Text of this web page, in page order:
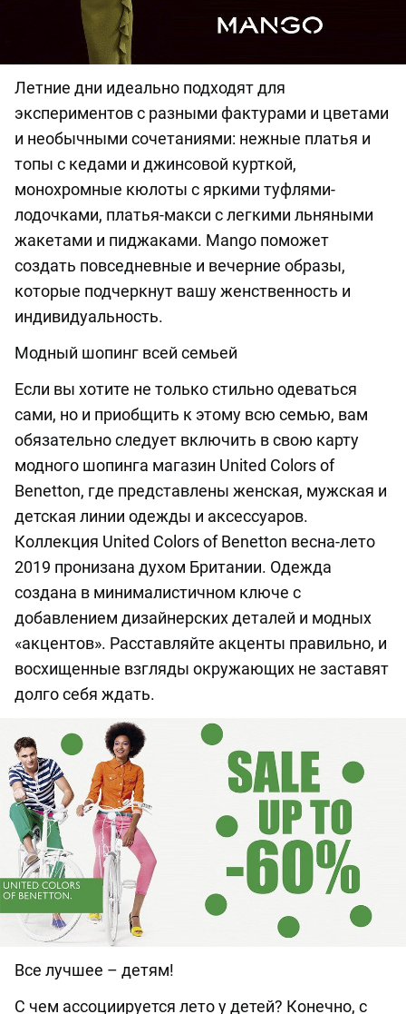
Летние дни идеально подходят для
экспериментов с разными фактурами и цветами
и необычными сочетаниями: нежные платья и
топы с кедами и джинсовой курткой,
монохромные кюлоты с яркими туфлями-
лодочками, платья-макси с легкими льняными
жакетами и пиджаками. Mango поможет
создать повседневные и вечерние образы,
которые подчеркнут вашу женственность и
индивидуальность.
Модный шопинг всей семьей
Если вы хотите не только стильно одеваться
сами, но и приобщить к этому всю семью, вам
обязательно следует включить в свою карту
модного шопинга магазин United Colors of
Benetton, где представлены женская, мужская и
детская линии одежды и аксессуаров.
Коллекция United Colors of Benetton весна-лето
2019 пронизана духом Британии. Одежда
создана в минималистичном ключе с
добавлением дизайнерских деталей и модных
«акцентов». Расставляйте акценты правильно, и
восхищенные взгляды окружающих не заставят
долго себя ждать.
Все лучшее – детям!
С чем ассоциируется лето у детей? Конечно, с